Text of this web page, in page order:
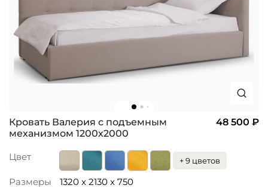
Кровать Валерия с подъемным
механизмом 1200х2000
48 500 ₽
Цвет + 9 цветов
Размеры 1320 x 2130 x 750